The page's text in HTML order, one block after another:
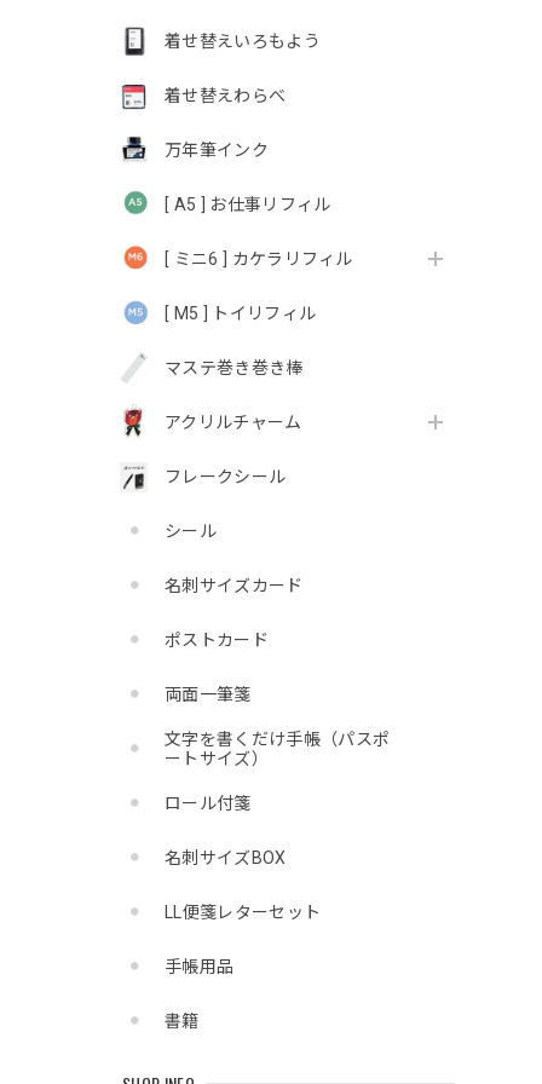
着せ替えいろもよう
着せ替えわらべ
万年筆インク
[ A5 ] お仕事リフィル
[ ミニ6 ] カケラリフィル
[ M5 ] トイリフィル
マステ巻き巻き棒
アクリルチャーム
フレークシール
シール
名刺サイズカード
ポストカード
両面一筆箋
文字を書くだけ手帳（パスポ
ートサイズ）
ロール付箋
名刺サイズBOX
LL便箋レターセット
手帳用品
書籍